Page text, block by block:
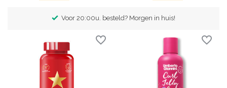
Exclusieve merken